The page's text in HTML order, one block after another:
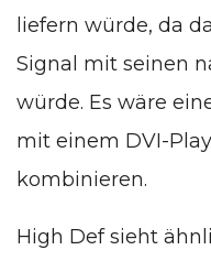
liefern würde, da
Signal mit seinen
würde. Es wäre
mit einem DVI-
kombinieren.
High Def sieht